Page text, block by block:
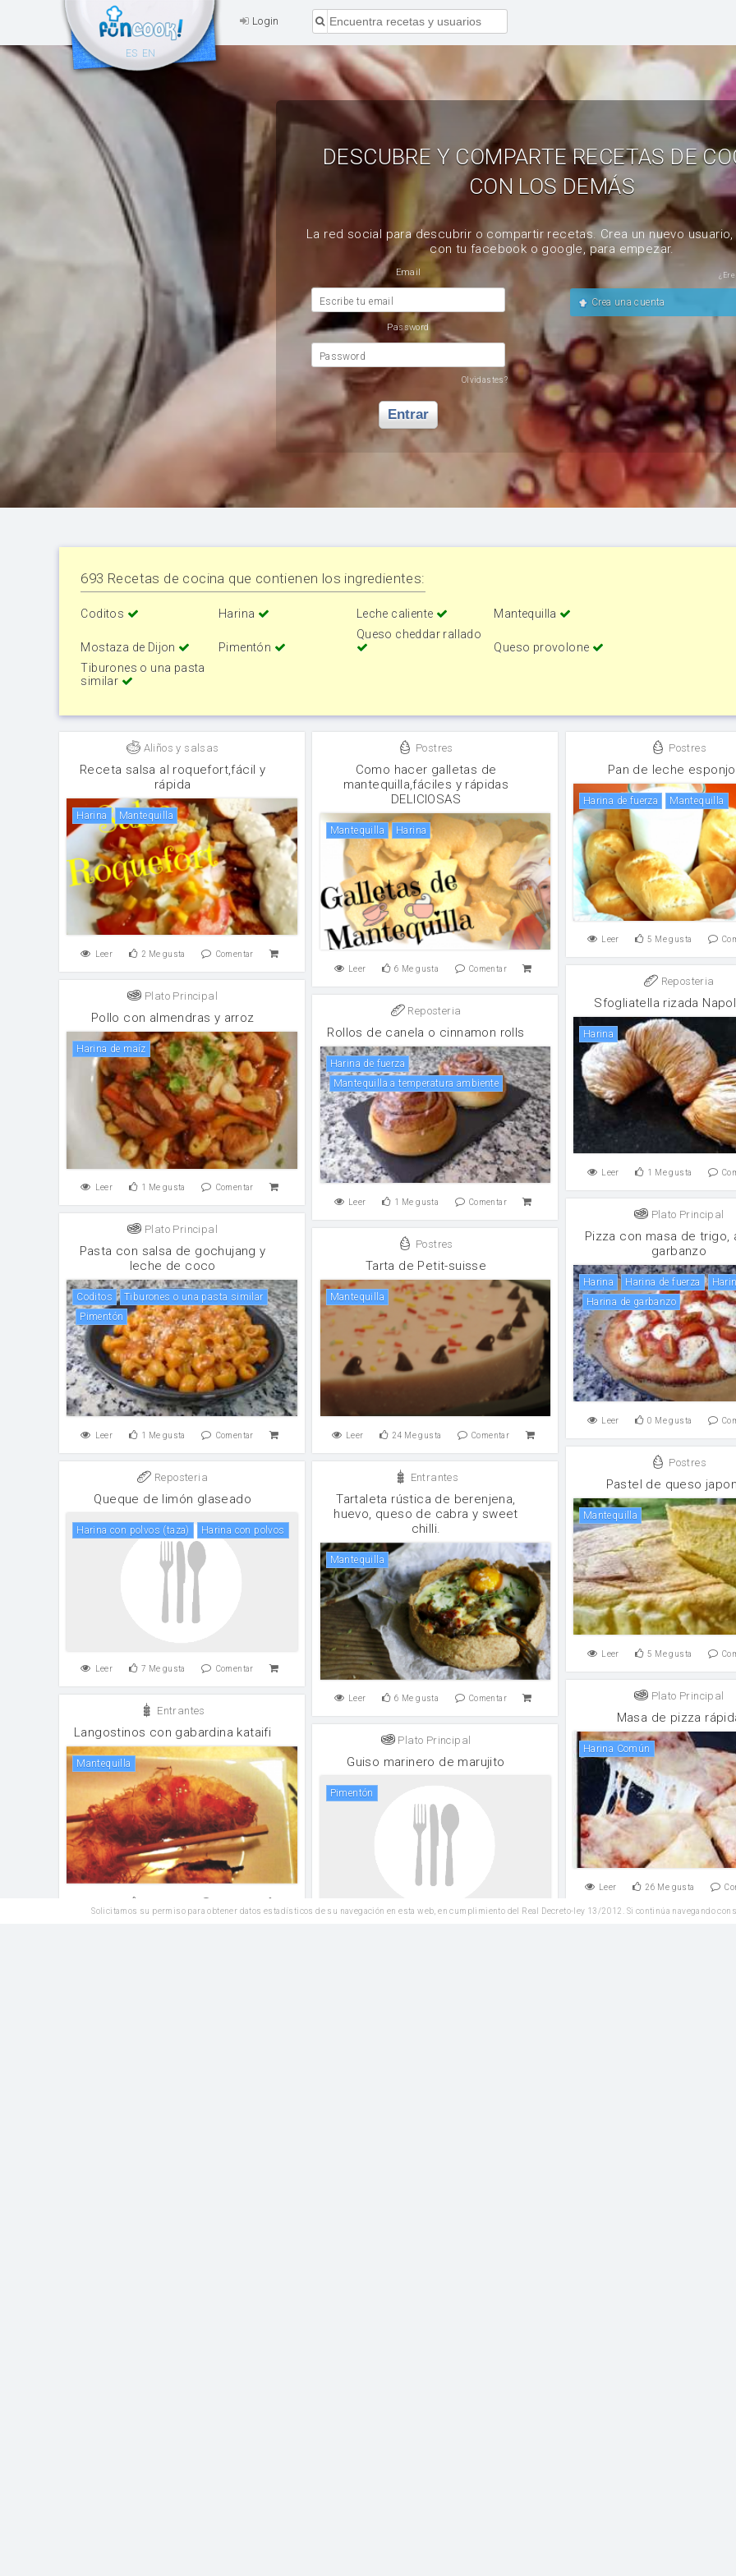
Login
ES EN
DESCUBRE Y COMPARTE RECETAS DE
CON LOS DEMÁS
La red social para descubrir o compartir recetas. Crea un nuevo
con tu facebook o google, para empezar.
Email
Escribe tu email
Password
Password
Olvidastes?
Entrar
Crea una cuenta
693 Recetas de cocina que contienen los ingredientes:
Coditos Harina Leche caliente Mantequilla
Mostaza de Dijon Pimentón
Queso cheddar rallado
Queso provolone
Tiburones o una pasta
similar
Aliños y salsas
Receta salsa al roquefort,fácil y
rápida
harina mantequilla
Leer 2 Me gusta Comentar
Postres
Como hacer galletas de
mantequilla,fáciles y rápidas
DELICIOSAS
mantequilla harina
Leer 6 Me gusta Comentar
Postres
Pan de leche
harina de fuerza mantequilla
Leer 5 Me gusta
Reposteria
Sfogliatella rizada
harina
Leer 1 Me gusta
Plato Principal
Pollo con almendras y arroz
harina de maíz
Leer 1 Me gusta Comentar
Reposteria
Rollos de canela o cinnamon rolls
harina de fuerza
Mantequilla a temperatura ambiente
Leer 1 Me gusta Comentar
Plato Principal
Pizza con masa de trigo,
garbanzo
harina harina de fuerza
harina de garbanzo
Leer 0 Me gusta
Plato Principal
Pasta con salsa de gochujang y
leche de coco
Coditos
tiburones o una pasta similar
Pimentón
Leer 1 Me gusta Comentar
Postres
Tarta de Petit-suisse
mantequilla
Leer 24 Me gusta Comentar
Postres
Pastel de queso
mantequilla
Leer 5 Me gusta
Reposteria
Queque de limón glaseado
harina con polvos (taza) harina con polvos
Leer 7 Me gusta Comentar
Entrantes
Tartaleta rústica de berenjena,
huevo, queso de cabra y sweet
chilli.
mantequilla
Leer 6 Me gusta Comentar Plato Principal
Masa de pizza
Harina Común
Leer 26 Me gusta
Entrantes
Langostinos con gabardina kataifi
mantequilla
Plato Principal
Guiso marinero de marujito
Pimentón
Solicitamos su permiso para obtener datos estadísticos de su navegación en esta web, en cumplimiento del Real Decreto-ley 13/2012. Si continúa navegando